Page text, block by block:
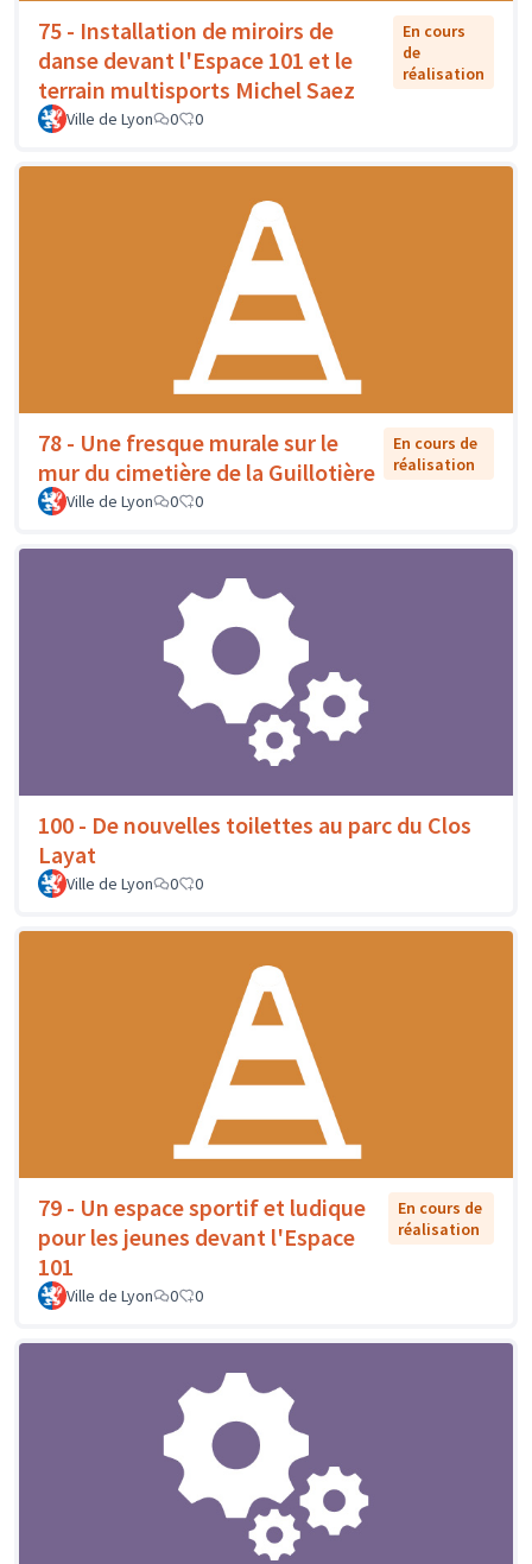
75 - Installation de miroirs de
danse devant l'Espace 101 et le
terrain multisports Michel Saez
En cours
de
réalisation
Ville de Lyon 0 0
78 - Une fresque murale sur le
mur du cimetière de la Guillotière
En cours de
réalisation
Ville de Lyon
0 0
100 - De nouvelles toilettes au parc du Clos
Layat
Ville de Lyon 0 0
79 - Un espace sportif et ludique
pour les jeunes devant l'Espace
101
En cours de
réalisation
Ville de Lyon 0 0